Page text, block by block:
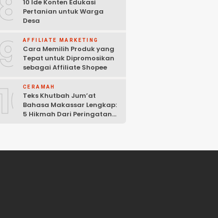
10 Ide Konten Edukasi
Pertanian untuk Warga
Desa
AFFILIATE MARKETING
Cara Memilih Produk yang
Tepat untuk Dipromosikan
sebagai Affiliate Shopee
CERAMAH
Teks Khutbah Jum’at
Bahasa Makassar Lengkap:
5 Hikmah Dari Peringatan